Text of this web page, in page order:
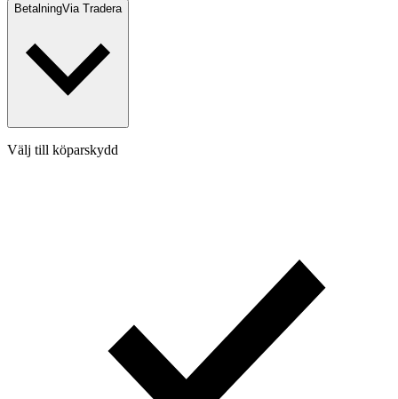
BetalningVia Tradera
Välj till köparskydd